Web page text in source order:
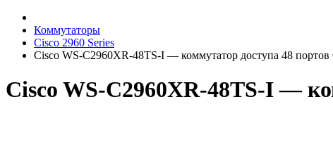
Коммутаторы
Cisco 2960 Series
Cisco WS-C2960XR-48TS-I — коммутатор доступа 48 портов
Cisco WS-C2960XR-48TS-I —